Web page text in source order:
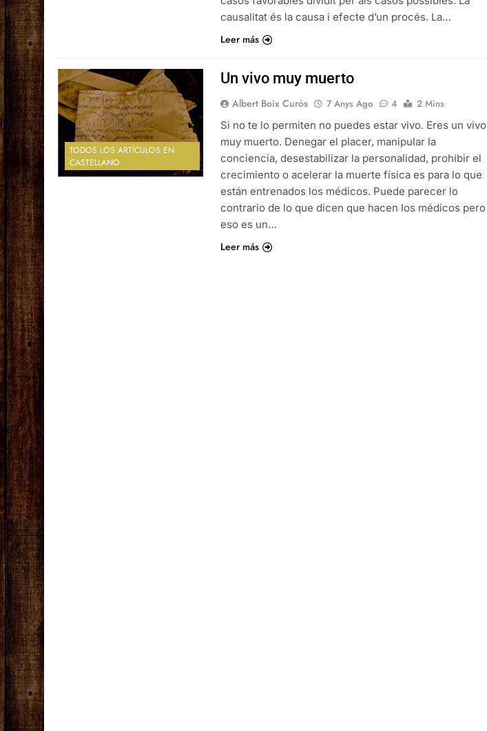
causalitat és la causa i efecte d’un procés. La…
Leer más
TODOS LOS ARTÍCULOS EN
CASTELLANO
Un vivo muy muerto
Albert Boix Curós 7 Anys Ago 4
2 Mins
Si no te lo permiten no puedes estar vivo. Eres un vivo
muy muerto. Denegar el placer, manipular la
conciencia, desestabilizar la personalidad, prohibir el
crecimiento o acelerar la muerte física es para lo que
están entrenados los médicos. Puede parecer lo
contrario de lo que dicen que hacen los médicos pero
eso es un…
Leer más